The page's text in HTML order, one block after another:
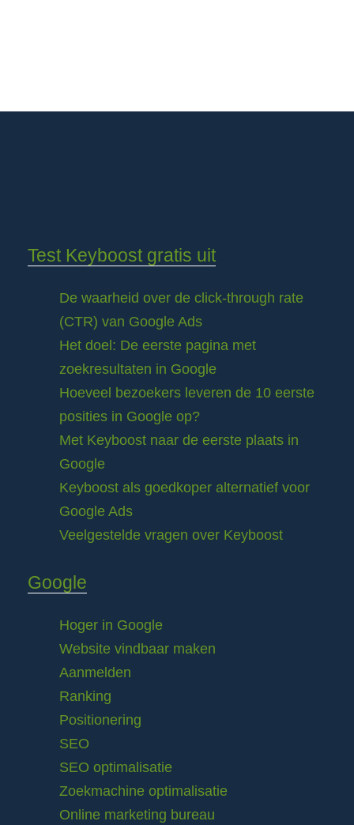
Test Keyboost gratis uit
De waarheid over de click-through rate
(CTR) van Google Ads
Het doel: De eerste pagina met
zoekresultaten in Google
Hoeveel bezoekers leveren de 10 eerste
posities in Google op?
Met Keyboost naar de eerste plaats in
Google
Keyboost als goedkoper alternatief voor
Google Ads
Veelgestelde vragen over Keyboost
Google
Hoger in Google
Website vindbaar maken
Aanmelden
Ranking
Positionering
SEO
SEO optimalisatie
Zoekmachine optimalisatie
Online marketing bureau